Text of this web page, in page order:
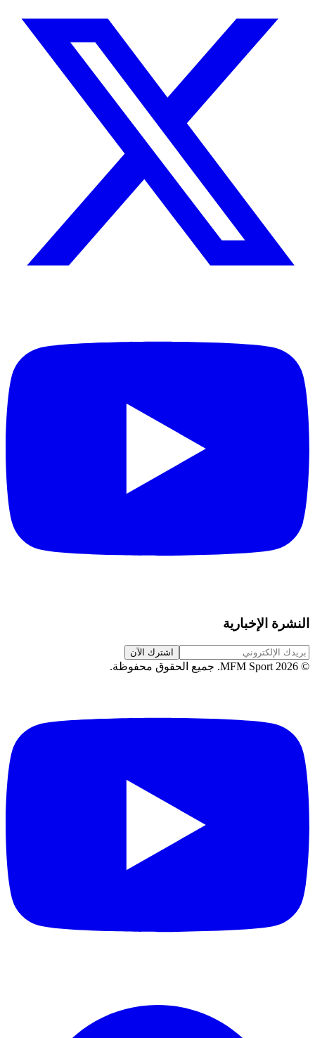
النشرة الإخبارية
اشترك الآن
©
2026 جميع الحقوق محفوظة.